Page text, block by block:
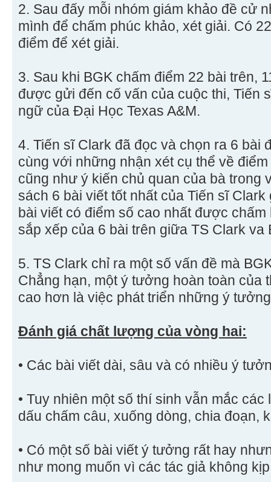
2. Sau đấy mỗi nhóm giám khảo đề cử
mình để chấm phúc khảo, xét giải. Có
điểm để xét giải.
3. Sau khi BGK chấm điểm 22 bài trên,
được gửi đến cố vấn của cuộc thi, Tiến
ngữ của Đại Học Texas A&M.
4. Tiến sĩ Clark đã đọc và chọn ra 6 bài
cùng với những nhận xét cụ thể về
cũng như ý kiến chủ quan của bà trong
sách 6 bài viết tốt nhất của Tiến sĩ
bài viết có điểm số cao nhất được
sắp xếp của 6 bài trên giữa TS Clark va
5. TS Clark chỉ ra một số vấn đề mà
Chẳng hạn, một ý tưởng hoàn toàn của
cao hơn là việc phát triển những ý
Đánh giá chất lượng của vòng hai:
• Các bài viết dài, sâu và có nhiều ý
• Tuy nhiên một số thí sinh vẫn mắc
dấu chấm câu, xuống dòng, chia đoạn,
• Có một số bài viết ý tưởng rất hay
như mong muốn vì các tác giả không